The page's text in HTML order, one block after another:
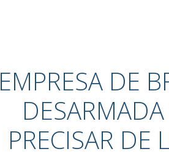
EMPRESA DE
PRECISAR DE